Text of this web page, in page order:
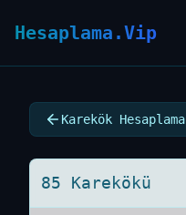
Hesaplama.Vip
Karekök Hesaplama
85 Karekökü